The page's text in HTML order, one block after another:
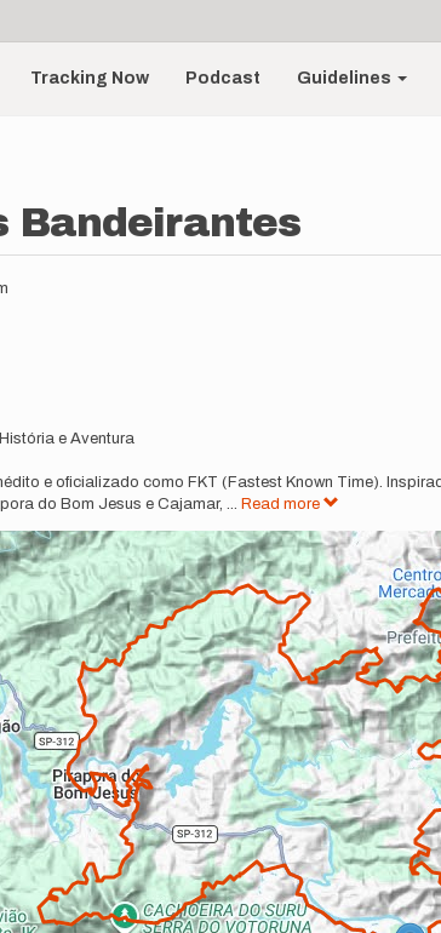
Tracking Now Podcast Guidelines
Bandeirantes
e Aventura
e oficializado como FKT (Fastest Known Time).
do Bom Jesus e Cajamar, ... Read more